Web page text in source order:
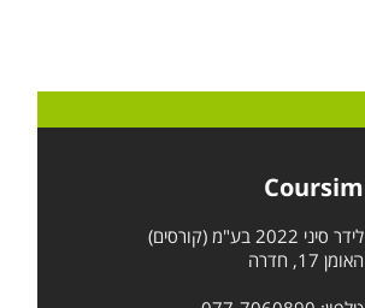
Coursim
לידר סיני 2022 בע"מ (קורסים)
האומן 17, חדרה